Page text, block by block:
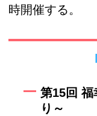
時開催する。
第15回 福
り～